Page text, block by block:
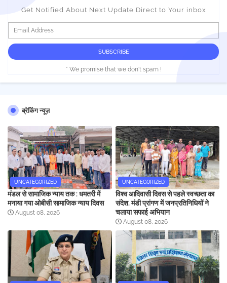
Get Notified About Next Update Direct to Your inbox
* We promise that we don't spam !
ब्रेकिंग न्यूज़
UNCATEGORIZED
मंडल से सामाजिक न्याय तक : धमतरी में
मनाया गया ओबीसी सामाजिक न्याय दिवस
August 08, 2026
UNCATEGORIZED
विश्व आदिवासी दिवस से पहले स्वच्छता का
संदेश, मंडी प्रांगण में जनप्रतिनिधियों ने
चलाया सफाई अभियान
August 08, 2026